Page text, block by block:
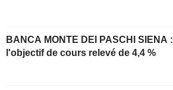
BANCA MONTE DEI PASCHI SIENA :
l'objectif de cours relevé de 4,4 %